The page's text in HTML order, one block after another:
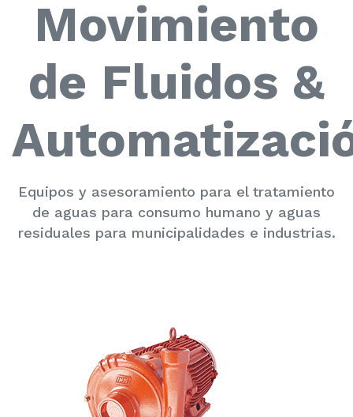
Movimiento
de Fluidos &
Equipos y asesoramiento para el tratamiento
de aguas para consumo humano y aguas
residuales para municipalidades e industrias.